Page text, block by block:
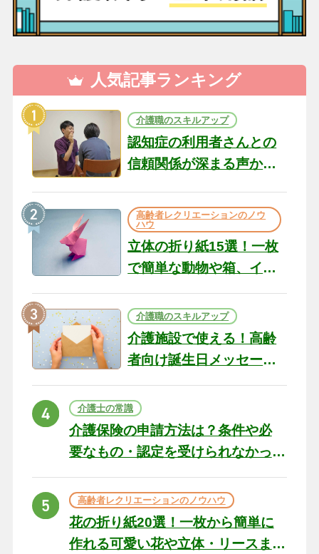
人気記事ランキング
介護職のスキルアップ
認知症の利用者さんとの
信頼関係が深まる声かけ
の現場から（22）
高齢者レクリエーションのノウ
ハウ
立体の折り紙15選！一枚
で簡単な動物や箱、イン
介護職のスキルアップ
介護施設で使える！高齢
者向け誕生日メッセージ
ト
介護士の常識
介護保険の申請方法は？条件や必
要なもの・認定を受けられなかっ
高齢者レクリエーションのノウハウ
花の折り紙20選！一枚から簡単に
作れる可愛い花や立体・リースま